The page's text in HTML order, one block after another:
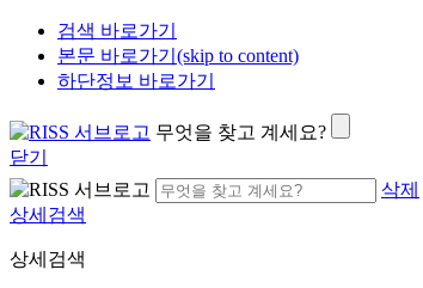
검색 바로가기
본문 바로가기(skip to content)
하단정보 바로가기
무엇을 찾고 계세요?
닫기
삭제
상세검색
상세검색